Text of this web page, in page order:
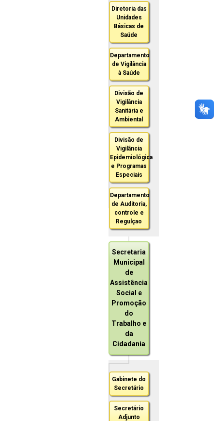
Diretoria das
Unidades
Básicas de
Saúde
Departamento
de Vigilância
à Saúde
Divisão de
Vigilância
Sanitária e
Ambiental
Divisão de
Vigilância
Epidemiológica
e Programas
Especiais
Departamento
de Auditoria,
controle e
Regulçao
Secretaria
Municipal
de
Assistência
Social e
Promoção
do
Trabalho e
da
Cidadania
Gabinete do
Secretário
Secretário
Adjunto